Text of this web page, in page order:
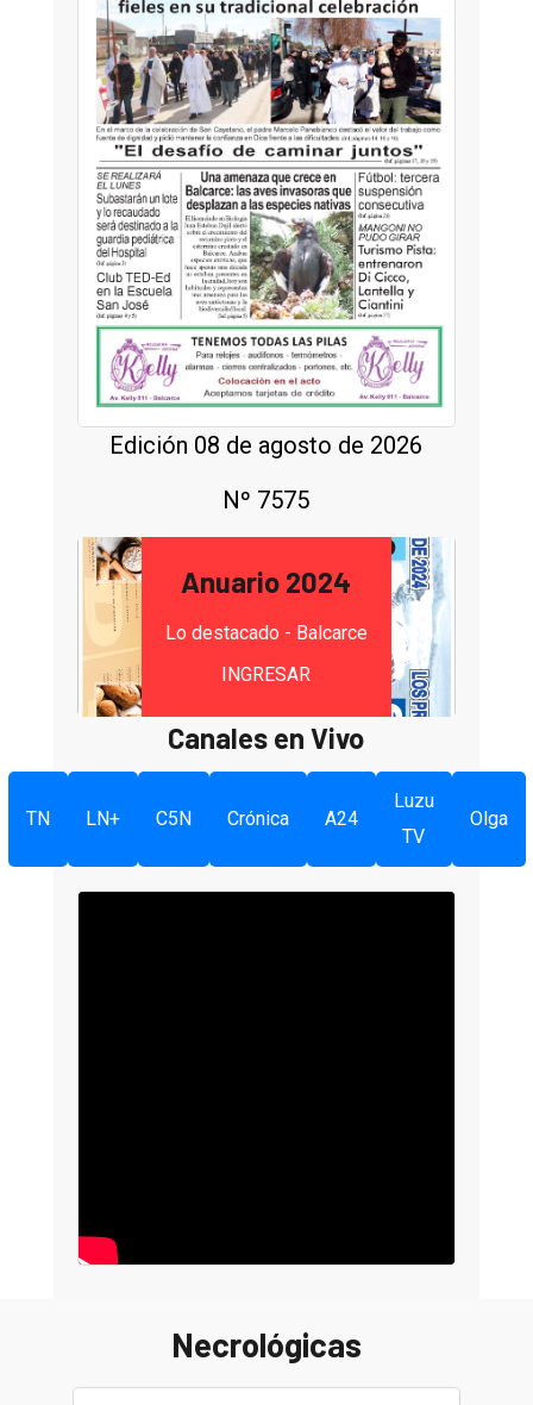
Edición 08 de agosto de 2026
Nº 7575
Anuario 2024
Lo destacado - Balcarce
INGRESAR
Canales en Vivo
TN LN+ C5N Crónica A24
Luzu
TV
Olga
Necrológicas